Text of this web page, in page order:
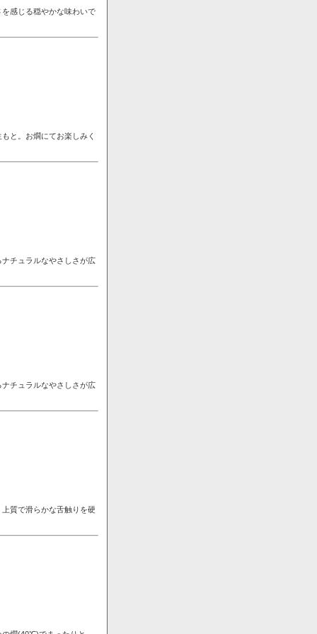
感じる穏やかな味わいで
と。お燗にてお楽しみく
チュラルなやさしさが広
チュラルなやさしさが広
質で滑らかな舌触りを硬